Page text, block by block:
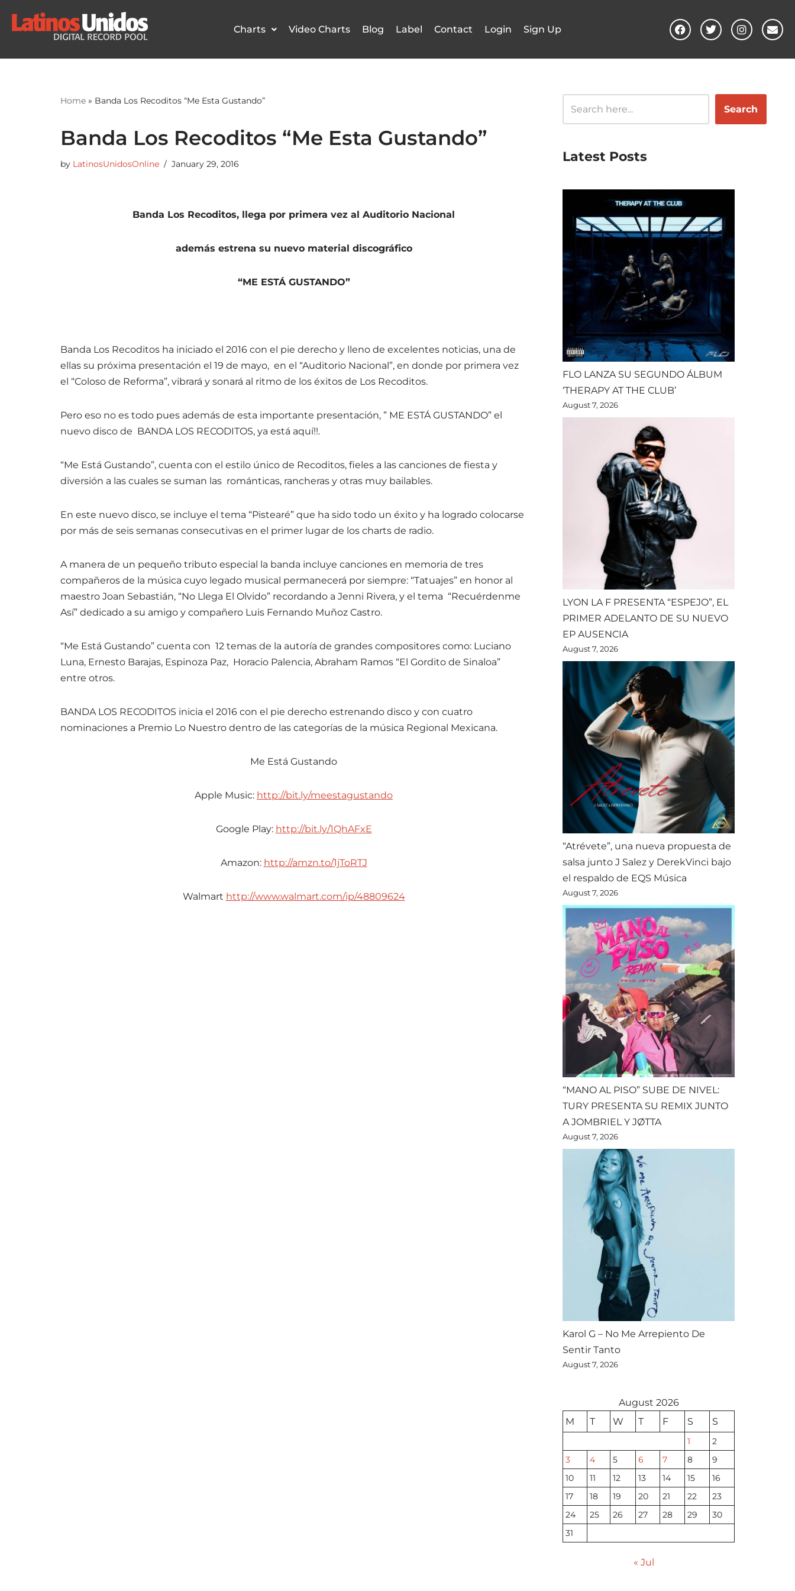
Skip
Charts Video Charts Blog Label Contact Login Sign Up
Home » Banda Los Recoditos “Me Esta Gustando”
Banda Los Recoditos “Me Esta Gustando”
by LatinosUnidosOnline January 29, 2016
Banda Los Recoditos, llega por primera vez al Auditorio Nacional
además estrena su nuevo material discográfico
“ME ESTÁ GUSTANDO”
Banda Los Recoditos ha iniciado el 2016 con el pie derecho y lleno de excelentes noticias, una de
ellas su próxima presentación el 19 de mayo, en el “Auditorio Nacional”, en donde por primera vez
el “Coloso de Reforma”, vibrará y sonará al ritmo de los éxitos de Los Recoditos.
Pero eso no es todo pues además de esta importante presentación, ” ME ESTÁ GUSTANDO” el
nuevo disco de BANDA LOS RECODITOS, ya está aquí!!.
“Me Está Gustando”, cuenta con el estilo único de Recoditos, fieles a las canciones de fiesta y
diversión a las cuales se suman las románticas, rancheras y otras muy bailables.
En este nuevo disco, se incluye el tema “Pistearé” que ha sido todo un éxito y ha logrado colocarse
por más de seis semanas consecutivas en el primer lugar de los charts de radio.
A manera de un pequeño tributo especial la banda incluye canciones en memoria de tres
compañeros de la música cuyo legado musical permanecerá por siempre: “Tatuajes” en honor al
maestro Joan Sebastián, “No Llega El Olvido” recordando a Jenni Rivera, y el tema “Recuérdenme
Así” dedicado a su amigo y compañero Luis Fernando Muñoz Castro.
“Me Está Gustando” cuenta con 12 temas de la autoría de grandes compositores como: Luciano
Luna, Ernesto Barajas, Espinoza Paz, Horacio Palencia, Abraham Ramos “El Gordito de Sinaloa”
entre otros.
BANDA LOS RECODITOS inicia el 2016 con el pie derecho estrenando disco y con cuatro
nominaciones a Premio Lo Nuestro dentro de las categorías de la música Regional Mexicana.
Me Está Gustando
Apple Music: http://bit.ly/meestagustando
Google Play: http://bit.ly/1QhAFxE
Amazon: http://amzn.to/1jToRTJ
Walmart http://www.walmart.com/ip/48809624
Search
Latest Posts
FLO LANZA SU SEGUNDO ÁLBUM
‘THERAPY AT THE CLUB’
August 7, 2026
LYON LA F PRESENTA “ESPEJO”, EL
PRIMER ADELANTO DE SU NUEVO
EP AUSENCIA
August 7, 2026
“Atrévete”, una nueva propuesta de
salsa junto J Salez y DerekVinci bajo
el respaldo de EQS Música
August 7, 2026
“MANO AL PISO” SUBE DE NIVEL:
TURY PRESENTA SU REMIX JUNTO
A JOMBRIEL Y JØTTA
August 7, 2026
Karol G – No Me Arrepiento De
Sentir Tanto
August 7, 2026
August 2026
M
T W T F S S
1
2
3
4 5 6 7 8
9
10
11 12 13 14 15
16
17
18 19 20 21 22
23
24
25 26 27 28 29
30
31
« Jul